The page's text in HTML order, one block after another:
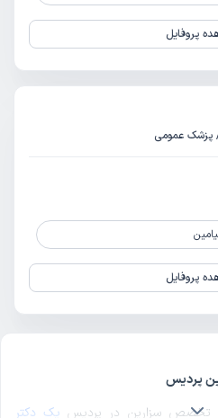
پروفایل
پزشک عمومی
پروفایل
پردیس
تخصص سزارین در پردیس یک دکتر